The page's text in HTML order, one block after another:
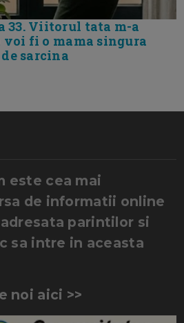
33. Viitorul tata m-a
fi o mama singura
sarcina
este cea mai
de informatii online
parintilor si
sa intre in aceasta
noi aici >>